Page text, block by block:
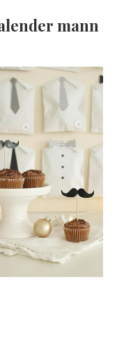
mann